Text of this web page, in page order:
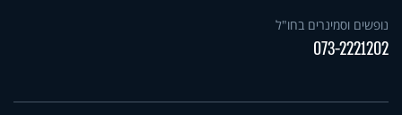
נופשים וסמינרים בחו"ל
073-2221202